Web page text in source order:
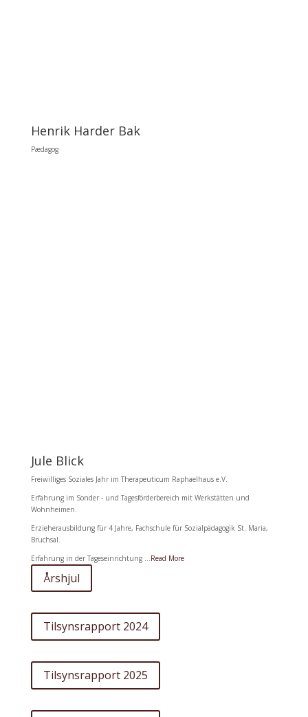
Henrik Harder Bak
Pædagog
Jule Blick
Freiwilliges Soziales Jahr im Therapeuticum Raphaelhaus e.V.
Erfahrung im Sonder - und Tagesförderbereich mit Werkstätten und
Wohnheimen.
Erzieherausbildung für 4 Jahre, Fachschule für Sozialpädagogik St. Maria,
Bruchsal.
Erfahrung in der Tageseinrichtung ... Read More
Årshjul
Tilsynsrapport 2024
Tilsynsrapport 2025